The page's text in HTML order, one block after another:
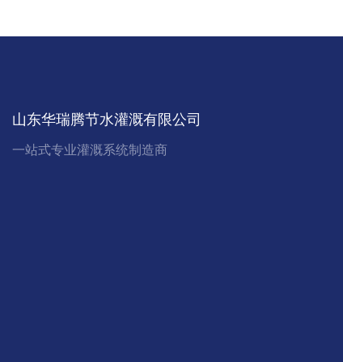
山东华瑞腾节水灌溉有限公司
一站式专业灌溉系统制造商